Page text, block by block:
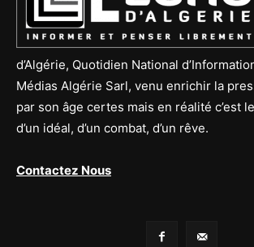
d’Algérie, Quotidien National
Médias Algérie Sarl, venu enrichir la
par son âge certes mais en réalité c’est
d’un idéal, d’un combat, d’un rêve.
Contactez Nous